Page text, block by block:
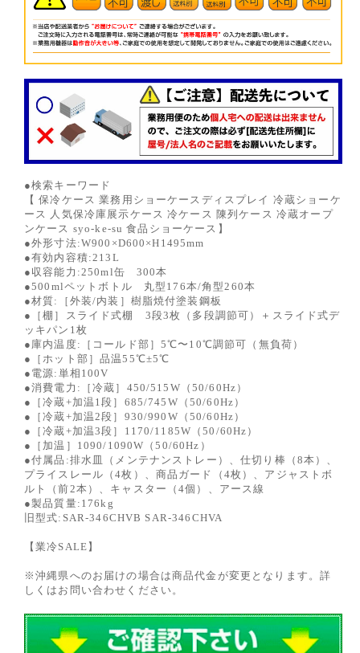
●検索キーワード
【 保冷ケース 業務用ショーケースディスプレイ 冷蔵ショーケ
ース 人気保冷庫展示ケース 冷ケース 陳列ケース 冷蔵オープ
ンケース syo-ke-su 食品ショーケース】
●外形寸法:W900×D600×H1495mm
●有効内容積:213L
●収容能力:250ml缶 300本
●500mlペットボトル 丸型176本/角型260本
●材質:［外装/内装］樹脂焼付塗装鋼板
●［棚］スライド式棚 3段3枚（多段調節可）＋スライド式デ
ッキパン1枚
●庫内温度:［コールド部］5℃〜10℃調節可（無負荷）
●［ホット部］品温55℃±5℃
●電源:単相100V
●消費電力:［冷蔵］450/515W（50/60Hz）
●［冷蔵+加温1段］685/745W（50/60Hz）
●［冷蔵+加温2段］930/990W（50/60Hz）
●［冷蔵+加温3段］1170/1185W（50/60Hz）
●［加温］1090/1090W（50/60Hz）
●付属品:排水皿（メンテナンストレー）、仕切り棒（8本）、
プライスレール（4枚）、商品ガード（4枚）、アジャストボ
ルト（前2本）、キャスター（4個）、アース線
●製品質量:176kg
旧型式:SAR-346CHVB SAR-346CHVA
【業冷SALE】
※沖縄県へのお届けの場合は商品代金が変更となります。詳
しくはお問い合わせください。